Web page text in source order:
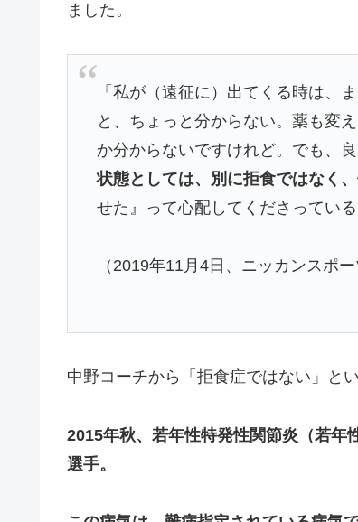
ました。
「私が（遠征に）出てくる時は、
と、ちょっと分からない。薬も変
か分からないですけれど。でも、
状態としては、別に拒食ではなく
せた』って心配してくださってい
（2019年11月4日、ニッカンスポー
中野コーチから「拒食症ではない」と
2015年秋、若年性特発性関節炎（若年
選手。